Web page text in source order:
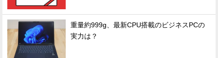
重量約999g、最新CPU搭載のビジネスPCの
実力は？